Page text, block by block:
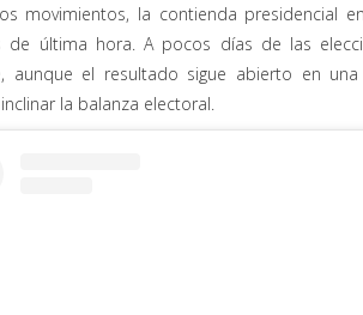
movimientos, la contienda presidencial
de última hora. A pocos días de las
aunque el resultado sigue abierto en
la balanza electoral.